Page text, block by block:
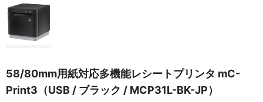
58/80mm用紙対応多機能レシートプリンタ mC-
Print3（USB / ブラック / MCP31L-BK-JP）